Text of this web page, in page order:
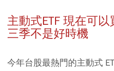
主動式ETF 現在可
三季不是好時機
今年台股最熱門的主動式